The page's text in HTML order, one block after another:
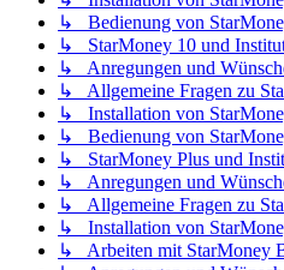
↳ Bedienung von
↳ StarMoney 10 und
↳ Anregungen und
↳ Allgemeine Fragen zu
↳ Installation von
↳ Bedienung von
↳ StarMoney Plus und
↳ Anregungen und
↳ Allgemeine Fragen zu
↳ Installation von
↳ Arbeiten mit StarMoney